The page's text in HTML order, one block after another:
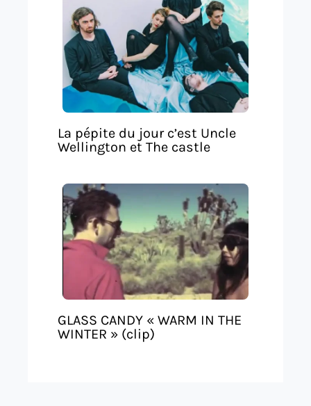
La pépite du jour c’est Uncle
Wellington et The castle
GLASS CANDY « WARM IN THE
WINTER » (clip)